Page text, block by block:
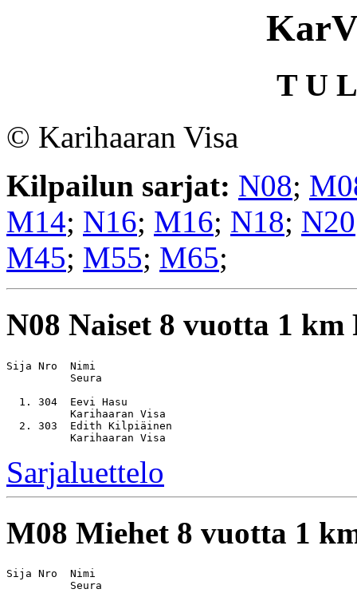
T U
© Karihaaran Visa
Kilpailun sarjat: N08;
M14; N16; M16; N18; N20
M45; M55; M65;
N08 Naiset 8 vuotta 1 km
Sija Nro  Nimi
          Seura
1. 304  Eevi Hasu
          Karihaaran Visa
2. 303  Edith Kilpiäinen
Sarjaluettelo
M08 Miehet 8 vuotta 1
Sija Nro  Nimi
          Seura